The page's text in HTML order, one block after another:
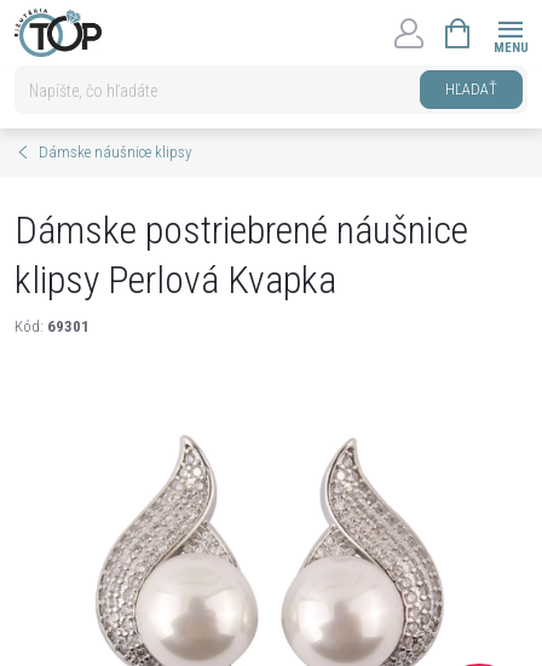
Prejsť
na
HĽADAŤ
KOŠÍK
Dámske náušnice klipsy
Dámske postriebrené náušnice
klipsy Perlová Kvapka
Kód: 69301